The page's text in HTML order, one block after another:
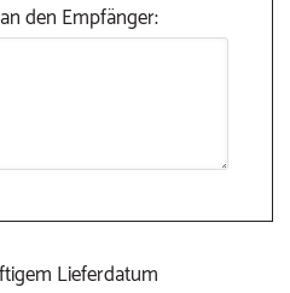
den Empfänger:
Lieferdatum